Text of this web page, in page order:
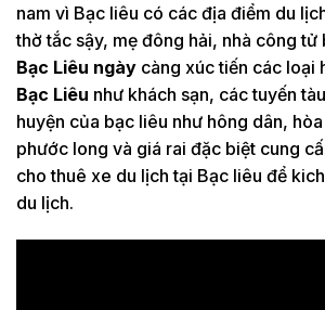
nam vì Bạc liêu có các địa điểm du
thờ tắc sậy, mẹ đông hải, nhà công
Bạc Liêu ngày càng xúc tiến các loại
Bạc Liêu như khách sạn, các tuyến
huyện của bạc liêu như hông dân,
phước long và giá rai đặc biệt cung
cho thuê xe du lịch tại Bạc liêu để
du lịch.